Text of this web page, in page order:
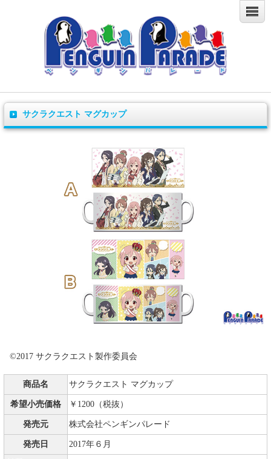
サクラクエスト マグカップ
©2017 サクラクエスト製作委員会
商品名 サクラクエスト マグカップ
希望小売価格 ￥1200（税抜）
発売元 株式会社ペンギンパレード
発売日 2017年６月